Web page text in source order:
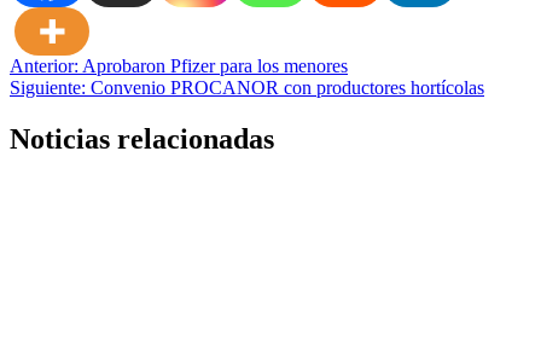
Navegación
de
entradas
Anterior: Aprobaron Pfizer para los menores
Siguiente: Convenio PROCANOR con productores hortícolas
Noticias relacionadas